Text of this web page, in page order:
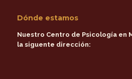
Dónde estamos
Nuestro Centro de Psicología en
la siguente dirección: